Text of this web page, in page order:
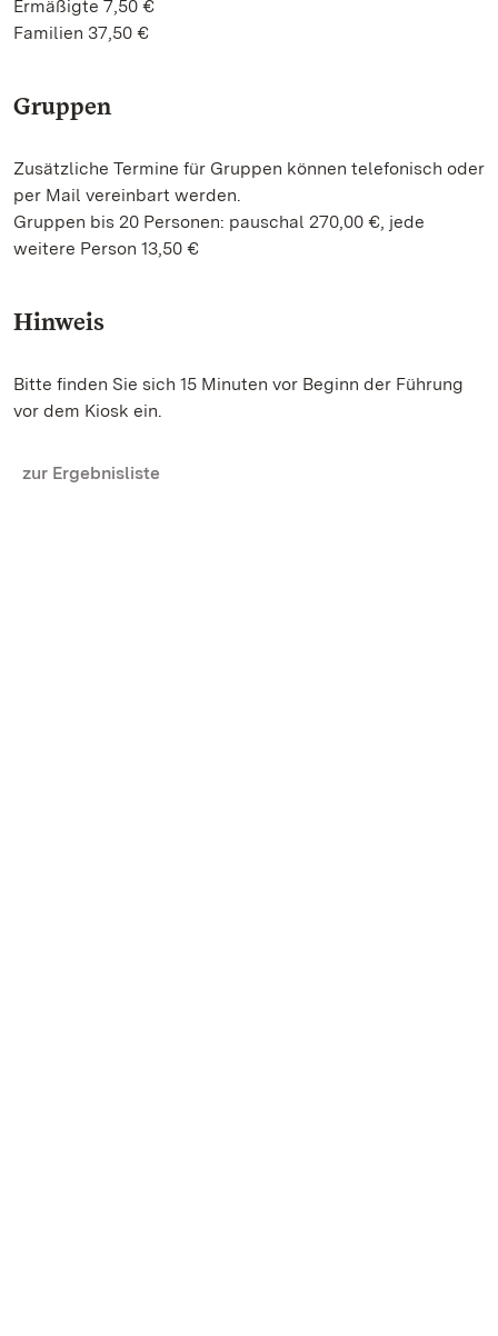
Ermäßigte 7,50 €
Familien 37,50 €
Gruppen
Zusätzliche Termine für Gruppen können telefonisch oder
per Mail vereinbart werden.
Gruppen bis 20 Personen: pauschal 270,00 €, jede
weitere Person 13,50 €
Hinweis
Bitte finden Sie sich 15 Minuten vor Beginn der Führung
vor dem Kiosk ein.
zur Ergebnisliste